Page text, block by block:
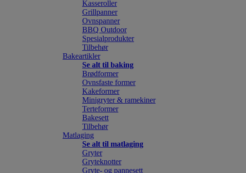
Kasseroller
Grillpanner
Ovnspanner
BBQ Outdoor
Spesialprodukter
Tilbehør
Bakeartikler
Se alt til baking
Brødformer
Ovnsfaste former
Kakeformer
Minigryter & ramekiner
Terteformer
Bakesett
Tilbehør
Matlaging
Se alt til matlaging
Gryter
Gryteknotter
Gryte- og pannesett